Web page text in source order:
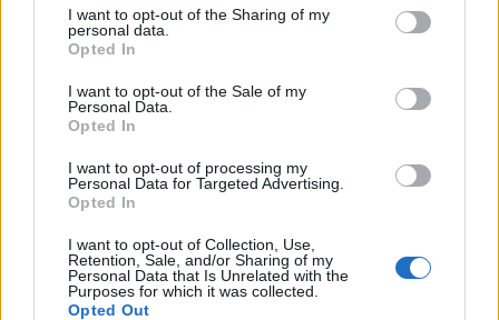
I want to opt-out of the Sharing of my
personal data.
Opted In
I want to opt-out of the Sale of my
Personal Data.
Opted In
I want to opt-out of processing my
Personal Data for Targeted Advertising.
Opted In
I want to opt-out of Collection, Use,
Retention, Sale, and/or Sharing of my
Personal Data that Is Unrelated with the
Purposes for which it was collected.
Opted Out